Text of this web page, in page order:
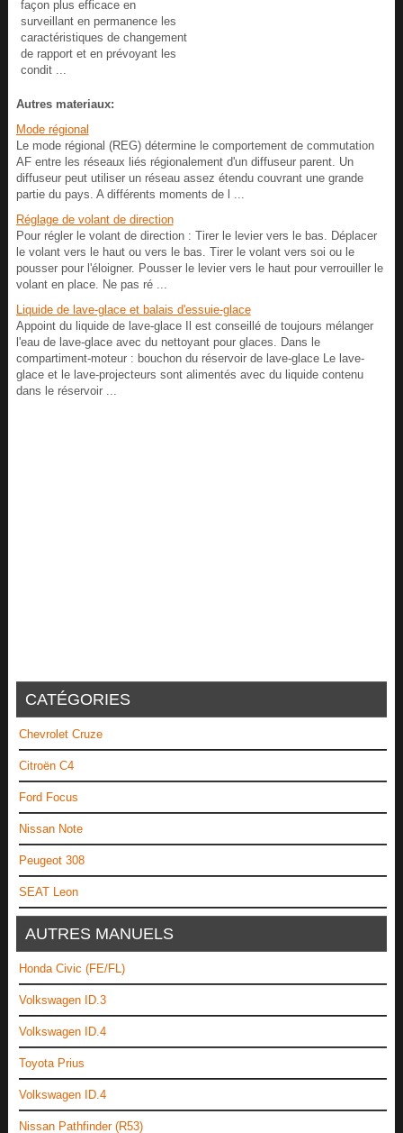
façon plus efficace en
surveillant en permanence les
caractéristiques de changement
de rapport et en prévoyant les
condit ...
Autres materiaux:
Mode régional
Le mode régional (REG) détermine le comportement de commutation
AF entre les réseaux liés régionalement d'un diffuseur parent. Un
diffuseur peut utiliser un réseau assez étendu couvrant une grande
partie du pays. A différents moments de l ...
Réglage de volant de direction
Pour régler le volant de direction : Tirer le levier vers le bas. Déplacer
le volant vers le haut ou vers le bas. Tirer le volant vers soi ou le
pousser pour l'éloigner. Pousser le levier vers le haut pour verrouiller le
volant en place. Ne pas ré ...
Liquide de lave-glace et balais d'essuie-glace
Appoint du liquide de lave-glace Il est conseillé de toujours mélanger
l'eau de lave-glace avec du nettoyant pour glaces. Dans le
compartiment-moteur : bouchon du réservoir de lave-glace Le lave-
glace et le lave-projecteurs sont alimentés avec du liquide contenu
dans le réservoir ...
CATÉGORIES
Chevrolet Cruze
Citroën C4
Ford Focus
Nissan Note
Peugeot 308
SEAT Leon
AUTRES MANUELS
Honda Civic (FE/FL)
Volkswagen ID.3
Volkswagen ID.4
Toyota Prius
Volkswagen ID.4
Nissan Pathfinder (R53)